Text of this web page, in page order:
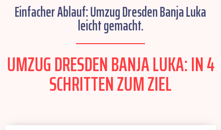
Einfacher Ablauf: Umzug Dresden Banja Luka
leicht gemacht.
UMZUG DRESDEN BANJA LUKA: IN 4
SCHRITTEN ZUM ZIEL